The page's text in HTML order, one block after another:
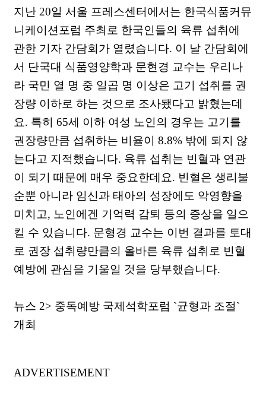
지난 20일 서울 프레스센터에서는 한국식품커뮤
니케이션포럼 주최로 한국인들의 육류 섭취에
관한 기자 간담회가 열렸습니다. 이 날 간담회에
서 단국대 식품영양학과 문현경 교수는 우리나
라 국민 열 명 중 일곱 명 이상은 고기 섭취를 권
장량 이하로 하는 것으로 조사됐다고 밝혔는데
요. 특히 65세 이하 여성 노인의 경우는 고기를
권장량만큼 섭취하는 비율이 8.8% 밖에 되지 않
는다고 지적했습니다. 육류 섭취는 빈혈과 연관
이 되기 때문에 매우 중요한데요. 빈혈은 생리불
순뿐 아니라 임신과 태아의 성장에도 악영향을
미치고, 노인에겐 기억력 감퇴 등의 증상을 일으
킬 수 있습니다. 문형경 교수는 이번 결과를 토대
로 권장 섭취량만큼의 올바른 육류 섭취로 빈혈
예방에 관심을 기울일 것을 당부했습니다.
뉴스 2> 중독예방 국제석학포럼 `균형과 조절`
개최
ADVERTISEMENT